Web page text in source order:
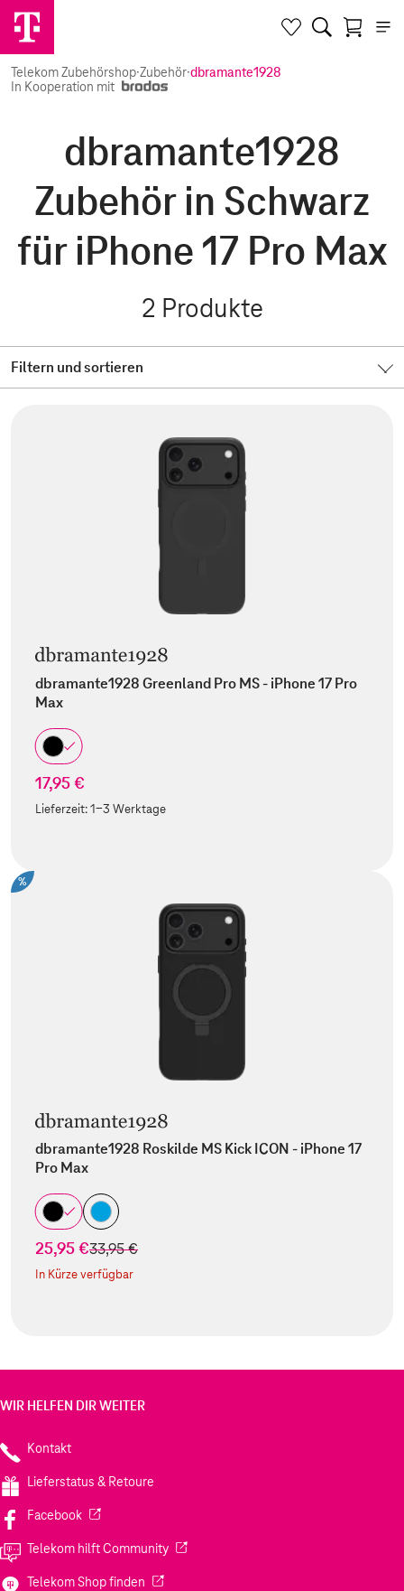
Telekom Zubehörshop·Zubehör·dbramante1928
In Kooperation mit
dbramante1928
Zubehör in Schwarz
für iPhone 17 Pro Max
2 Produkte
Filtern und sortieren
dbramante1928 Greenland Pro MS - iPhone 17 Pro
Max
17,95 €
Lieferzeit:1-3 Werktage
%
dbramante1928 Roskilde MS Kick ICON - iPhone 17
Pro Max
25,95 €statt
33,95 €
In Kürze verfügbar
WIR HELFEN DIR WEITER
Kontakt
Lieferstatus & Retoure
Facebook(Wird in einem neuen Tab geöffnet)
Telekom hilft Community(Wird in einem neuen Tab geöffnet)
Telekom Shop finden (Wird in einem neuen Tab geöffnet)